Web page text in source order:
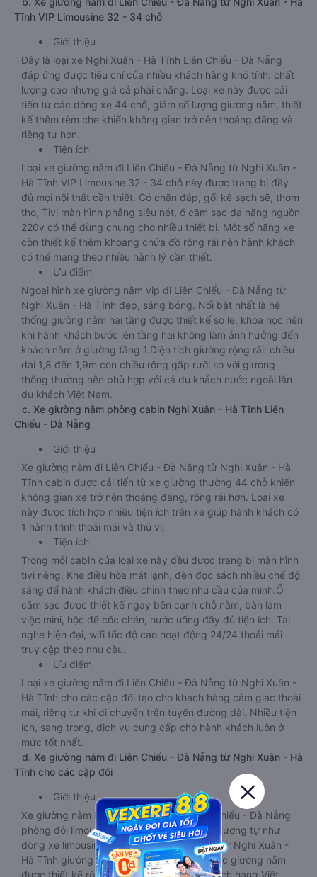
Tĩnh VIP Limousine 32 - 34 chỗ
Giới thiệu
Đây là loại xe Nghi Xuân - Hà Tĩnh Liên Chiểu - Đà Nẵng
đáp ứng được tiêu chí của nhiều khách hàng khó tính: chất
lượng cao nhưng giá cả phải chăng. Loại xe này được cải
tiến từ các dòng xe 44 chỗ, giảm số lượng giường nằm, thiết
kế thêm rèm che khiến không gian trở nên thoáng đãng và
riêng tư hơn.
Tiện ích
Loại xe giường nằm đi Liên Chiểu - Đà Nẵng từ Nghi Xuân -
Hà Tĩnh VIP Limousine 32 - 34 chỗ này được trang bị đầy
đủ mọi nội thất cần thiết. Có chăn đắp, gối kê sạch sẽ, thơm
tho, Tivi màn hình phẳng siêu nét, ổ cắm sạc đa năng nguồn
220v có thể dùng chung cho nhiều thiết bị. Một số hãng xe
còn thiết kế thêm khoang chứa đồ rộng rãi nên hành khách
có thể mang theo nhiều hành lý cần thiết.
Ưu điểm
Ngoại hình xe giường nằm vip đi Liên Chiểu - Đà Nẵng từ
Nghi Xuân - Hà Tĩnh đẹp, sáng bóng. Nổi bật nhất là hệ
thống giường nằm hai tầng được thiết kế so le, khoa học nên
khi hành khách bước lên tầng hai không làm ảnh hưởng đến
khách nằm ở giường tầng 1.Diện tích giường rộng rãi: chiều
dài 1,8 đến 1,9m còn chiều rộng gấp rưỡi so với giường
thông thường nên phù hợp với cả du khách nước ngoài lẫn
du khách Việt Nam.
c. Xe giường nằm phòng cabin Nghi Xuân - Hà Tĩnh Liên
Chiểu - Đà Nẵng
Giới thiệu
Xe giường nằm đi Liên Chiểu - Đà Nẵng từ Nghi Xuân - Hà
Tĩnh cabin được cải tiến từ xe giường thường 44 chỗ khiến
không gian xe trở nên thoáng đãng, rộng rãi hơn. Loại xe
này được tích hợp nhiều tiện ích trên xe giúp hành khách có
1 hành trình thoải mái và thú vị.
Tiện ích
Trong mỗi cabin của loại xe này đều được trang bị màn hình
tivi riêng. Khe điều hòa mát lạnh, đèn đọc sách nhiều chế độ
sáng để hành khách điều chỉnh theo nhu cầu của mình.Ổ
cắm sạc được thiết kế ngay bên cạnh chỗ nằm, bàn làm
việc mini, hộc để cốc chén, nước uống đầy đủ tiện ích. Tai
nghe hiện đại, wifi tốc độ cao hoạt động 24/24 thoải mái
truy cập theo nhu cầu.
Ưu điểm
Loại xe giường nằm đi Liên Chiểu - Đà Nẵng từ Nghi Xuân -
Hà Tĩnh cho các cặp đôi tạo cho khách hàng cảm giác thoải
mái, riêng tư khi di chuyển trên tuyến đường dài. Nhiều tiện
ích, sang trọng, dịch vụ cung cấp cho hành khách luôn ở
mức tốt nhất.
d. Xe giường nằm đi Liên Chiểu - Đà Nẵng từ Nghi Xuân - Hà
Tĩnh cho các cặp đôi
Giới thiệu
Xe giường nằm Nghi Xuân - Hà Tĩnh Liên Chiểu - Đà Nẵng
phòng đôi limousine là dòng xe có thiết kế tương tự như
dòng xe limousine đi Liên Chiểu - Đà Nẵng từ Nghi Xuân -
Hà Tĩnh giường phòng. Tuy nhiên kích thước giường nằm
được thiết kế rộng hơn, phù hợp với cả khách hàng Việt